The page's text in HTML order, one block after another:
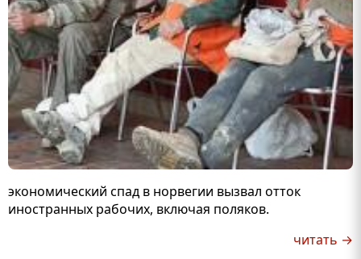
экономический спад в норвегии вызвал отток
иностранных рабочих, включая поляков.
читать →